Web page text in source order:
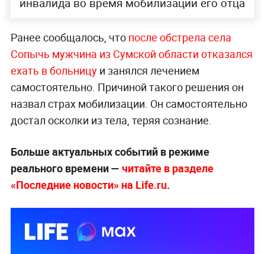
Ранее сообщалось, что после обстрела села
Сопычь мужчина из Сумской области отказался
ехать в больницуи занялся лечением
самостоятельно. Причиной такого решения он
назвал страх мобилизации. Он самостоятельно
достал осколки из тела, теряя сознание.
Больше актуальных событий в режиме
реального времени — читайте в разделе
«Последние новости» на Life.ru.